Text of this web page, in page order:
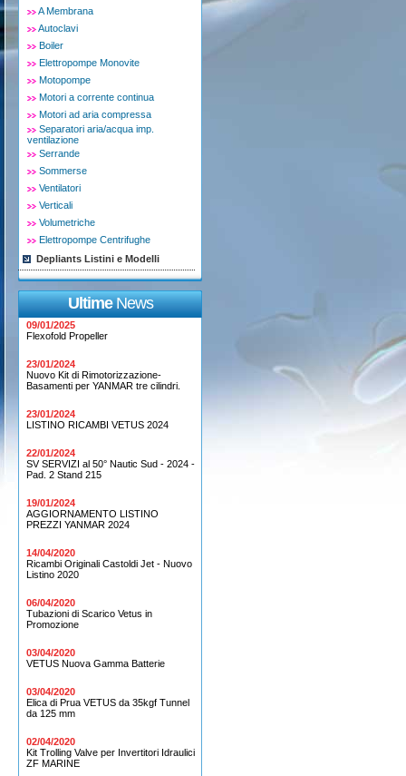
A Membrana
Autoclavi
Boiler
Elettropompe Monovite
Motopompe
Motori a corrente continua
Motori ad aria compressa
Separatori aria/acqua imp.
ventilazione
Serrande
Sommerse
Ventilatori
Verticali
Volumetriche
Elettropompe Centrifughe
Depliants Listini e Modelli
UltimeNews
09/01/2025
Flexofold Propeller
23/01/2024
Nuovo Kit di Rimotorizzazione-
Basamenti per YANMAR tre cilindri.
23/01/2024
LISTINO RICAMBI VETUS 2024
22/01/2024
SV SERVIZI al 50° Nautic Sud - 2024 -
Pad. 2 Stand 215
19/01/2024
AGGIORNAMENTO LISTINO
PREZZI YANMAR 2024
14/04/2020
Ricambi Originali Castoldi Jet - Nuovo
Listino 2020
06/04/2020
Tubazioni di Scarico Vetus in
Promozione
03/04/2020
VETUS Nuova Gamma Batterie
03/04/2020
Elica di Prua VETUS da 35kgf Tunnel
da 125 mm
02/04/2020
Kit Trolling Valve per Invertitori Idraulici
ZF MARINE